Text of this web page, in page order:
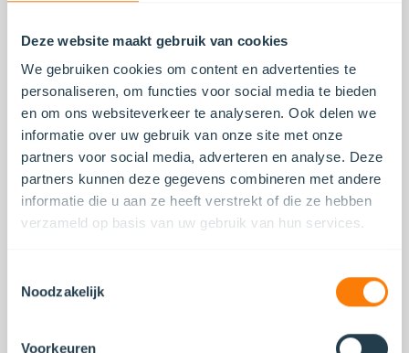
Deze website maakt gebruik van cookies
We gebruiken cookies om content en advertenties te
personaliseren, om functies voor social media te bieden
en om ons websiteverkeer te analyseren. Ook delen we
informatie over uw gebruik van onze site met onze
partners voor social media, adverteren en analyse. Deze
partners kunnen deze gegevens combineren met andere
informatie die u aan ze heeft verstrekt of die ze hebben
verzameld op basis van uw gebruik van hun services.
Noodzakelijk
Voorkeuren
in die zin dat de waardestijging pas bij verkoop
behandeling is een bewuste beleidskeuze,
maar ook een punt van debat in de Eerste
Kamer, waar vragen zijn gesteld over de
rechtvaardiging van deze asymmetrie tussen
vermogensbestanddelen.
Wat
vastgoedbeleggers nu